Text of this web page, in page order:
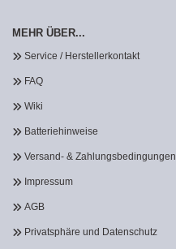
MEHR ÜBER...
Service / Herstellerkontakt
FAQ
Wiki
Batteriehinweise
Versand- & Zahlungsbedingungen
Impressum
AGB
Privatsphäre und Datenschutz